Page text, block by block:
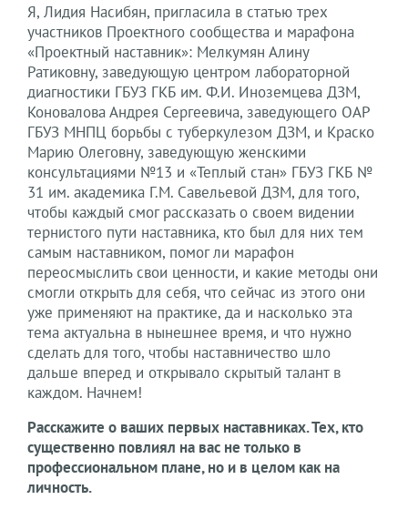
Я, Лидия Насибян, пригласила в статью трех
участников Проектного сообщества и марафона
«Проектный наставник»: Мелкумян Алину
Ратиковну, заведующую центром лабораторной
диагностики ГБУЗ ГКБ им. Ф.И. Иноземцева ДЗМ,
Коновалова Андрея Сергеевича, заведующего ОАР
ГБУЗ МНПЦ борьбы с туберкулезом ДЗМ, и Краско
Марию Олеговну, заведующую женскими
консультациями №13 и «Теплый стан» ГБУЗ ГКБ №
31 им. академика Г.М. Савельевой ДЗМ, для того,
чтобы каждый смог рассказать о своем видении
тернистого пути наставника, кто был для них тем
самым наставником, помог ли марафон
переосмыслить свои ценности, и какие методы они
смогли открыть для себя, что сейчас из этого они
уже применяют на практике, да и насколько эта
тема актуальна в нынешнее время, и что нужно
сделать для того, чтобы наставничество шло
дальше вперед и открывало скрытый талант в
каждом. Начнем!
Расскажите о ваших первых наставниках. Тех, кто
существенно повлиял на вас не только в
профессиональном плане, но и в целом как на
личность.